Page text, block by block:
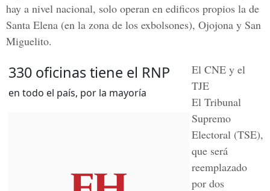
hay a nivel nacional, solo operan en edificos propios la de
Santa Elena (en la zona de los exbolsones), Ojojona y San
Miguelito.
330 oficinas tiene el RNP
en todo el país, por la mayoría
El CNE y el
TJE
El Tribunal
Supremo
Electoral (TSE),
que será
reemplazado
por dos